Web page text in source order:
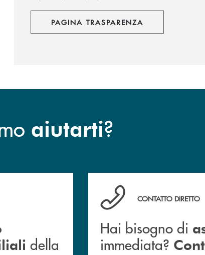
PAGINA TRASPARENZA
aiutarti?
filiali della Bcc.
della
Hai bisogno di assistenza
CONTATTO DIRETTO
Hai bisogno di
immediata?